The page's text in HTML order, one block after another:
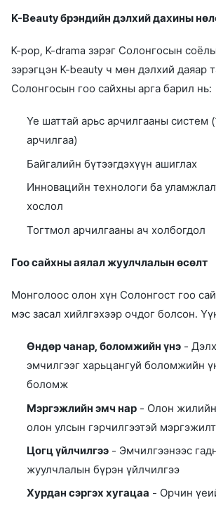
K-Beauty брэндийн дэлхий дахины
K-pop, K-drama зэрэг Солонгосын
зэрэгцэн K-beauty ч мөн дэлхий даяар
Солонгосын гоо сайхны арга барил нь:
Үе шаттай арьс арчилгааны систем
арчилгаа)
Байгалийн бүтээгдэхүүн ашиглах
Инновацийн технологи ба
хослол
Тогтмол арчилгааны ач холбогдол
Гоо сайхны аялал жуулчлалын өсөлт
Монголоос олон хүн Солонгост гоо
мэс засал хийлгэхээр очдог болсон.
Өндөр чанар, боломжийн үнэ -
эмчилгээг харьцангуй боломжийн
боломж
Мэргэжлийн эмч нар - Олон жилийн
олон улсын гэрчилгээтэй
Цогц үйлчилгээ - Эмчилгээнээс
жуулчлалын бүрэн үйлчилгээ
Хурдан сэргэх хугацаа - Орчин